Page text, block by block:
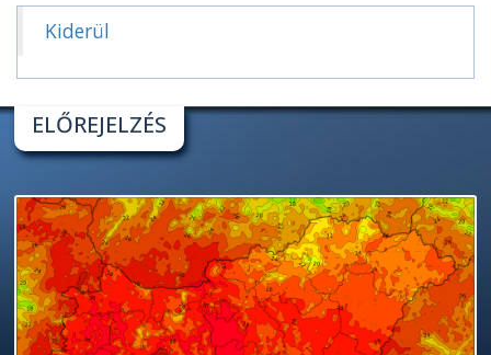
Kiderül
ELŐREJELZÉS